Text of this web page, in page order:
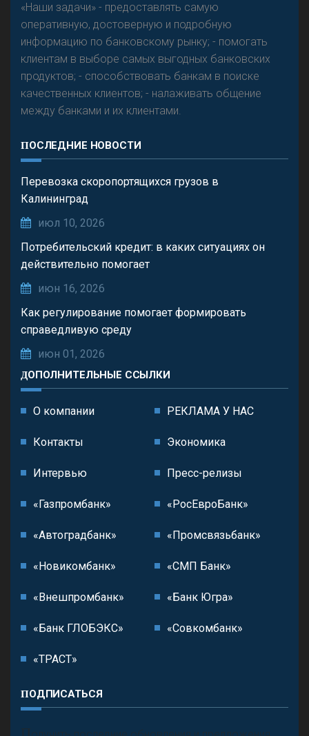
«Наши задачи» - предоставлять самую
оперативную, достоверную и подробную
информацию по банковскому рынку; - помогать
клиентам в выборе самых выгодных банковских
продуктов; - способствовать банкам в поиске
качественных клиентов; - налаживать общение
между банками и их клиентами.
ПОСЛЕДНИЕ НОВОСТИ
Перевозка скоропортящихся грузов в
Калининград
июл 10, 2026
Потребительский кредит: в каких ситуациях он
действительно помогает
июн 16, 2026
Как регулирование помогает формировать
справедливую среду
июн 01, 2026
ДОПОЛНИТЕЛЬНЫЕ ССЫЛКИ
О компании РЕКЛАМА У НАС
Контакты Экономика
Интервью Пресс-релизы
«Газпромбанк» «РосЕвроБанк»
«Автоградбанк» «Промсвязьбанк»
«Новикомбанк» «СМП Банк»
«Внешпромбанк» «Банк Югра»
«Банк ГЛОБЭКС» «Совкомбанк»
«ТРАСТ»
ПОДПИСАТЬСЯ